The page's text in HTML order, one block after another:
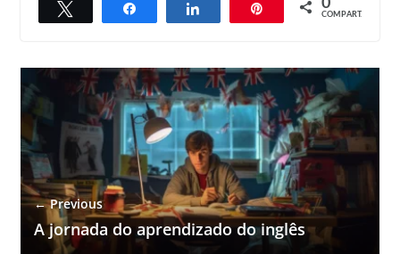
Compartilhar Compartilhar 0
COMPART.
← Previous
A jornada do aprendizado do inglês